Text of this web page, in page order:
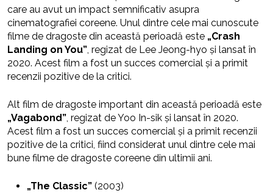
care au avut un impact semnificativ asupra
cinematografiei coreene. Unul dintre cele mai cunoscute
filme de dragoste din această perioadă este „Crash
Landing on You”, regizat de Lee Jeong-hyo și lansat în
2020. Acest film a fost un succes comercial și a primit
recenzii pozitive de la critici.
Alt film de dragoste important din această perioadă este
„Vagabond”, regizat de Yoo In-sik și lansat în 2020.
Acest film a fost un succes comercial și a primit recenzii
pozitive de la critici, fiind considerat unul dintre cele mai
bune filme de dragoste coreene din ultimii ani.
„The Classic” (2003)